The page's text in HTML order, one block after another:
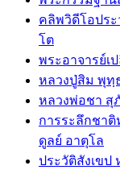
คลิพวิดีโอปร
โต
พระอาจารย์
หลวงปู่สิม พุทฺ
หลวงพ่อชา สุ
การระลึกชา
ดูลย์ อาตุโล
ประวัติสังเขป